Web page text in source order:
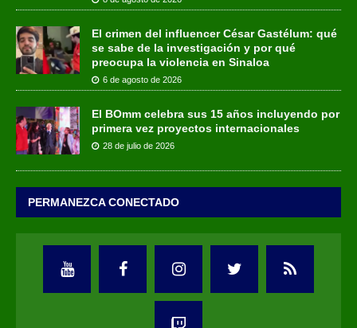
El crimen del influencer César Gastélum: qué
se sabe de la investigación y por qué
preocupa la violencia en Sinaloa
6 de agosto de 2026
El BOmm celebra sus 15 años incluyendo por
primera vez proyectos internacionales
28 de julio de 2026
PERMANEZCA CONECTADO